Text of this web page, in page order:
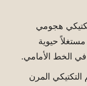
هجومي
الرسم الخططي (4-2-3-1) مستغلاً حيوية
في الخط الأمامي.
التكتيكي المرن